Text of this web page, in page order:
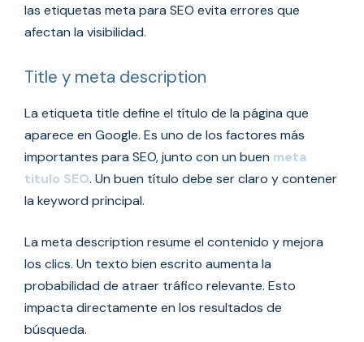
las etiquetas meta para SEO evita errores que
afectan la visibilidad.
Title y meta description
La etiqueta title define el título de la página que
aparece en Google. Es uno de los factores más
importantes para SEO, junto con un buen meta
titulo SEO. Un buen título debe ser claro y contener
la keyword principal.
La meta description resume el contenido y mejora
los clics. Un texto bien escrito aumenta la
probabilidad de atraer tráfico relevante. Esto
impacta directamente en los resultados de
búsqueda.